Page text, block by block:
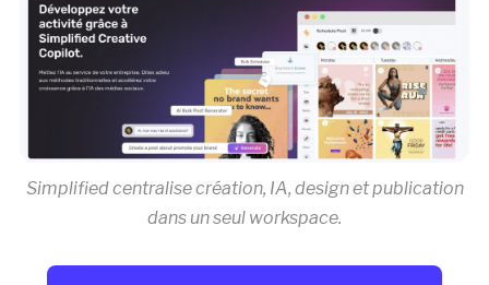
Simplified centralise création, IA, design et publication
dans un seul workspace.